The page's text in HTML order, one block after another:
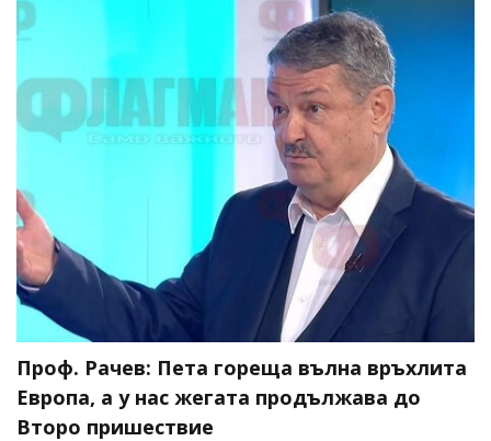
Проф. Рачев: Пета гореща вълна връхлита
Европа, а у нас жегата продължава до
Второ пришествие